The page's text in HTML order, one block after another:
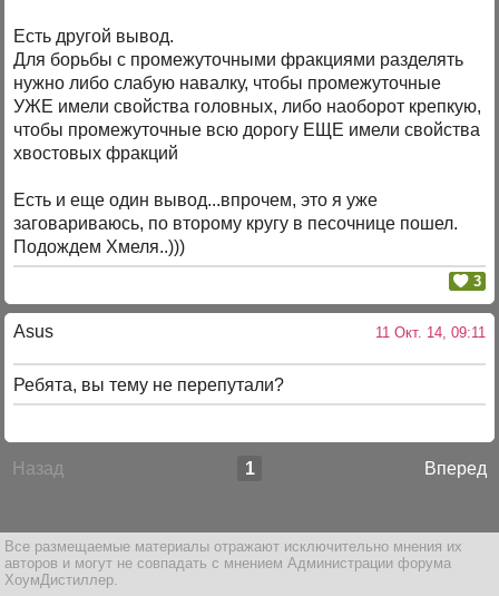
Есть другой вывод.
Для борьбы с промежуточными фракциями разделять
нужно либо слабую навалку, чтобы промежуточные
УЖЕ имели свойства головных, либо наоборот крепкую,
чтобы промежуточные всю дорогу ЕЩЕ имели свойства
хвостовых фракций
Есть и еще один вывод...впрочем, это я уже
заговариваюсь, по второму кругу в песочнице пошел.
Подождем Хмеля..)))
3
Asus 11 Окт. 14, 09:11
Ребята, вы тему не перепутали?
Назад Вперед
1
Все размещаемые материалы отражают исключительно мнения их
авторов и могут не совпадать с мнением Администрации форума
ХоумДистиллер.